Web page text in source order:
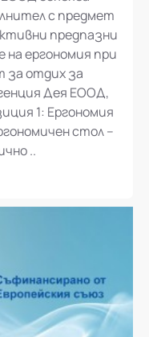
ЕООД обявява
с предмет
предпазни
ергономия при
за отдих за
Дея ЕООД,
1: Ергономия
стол –
..